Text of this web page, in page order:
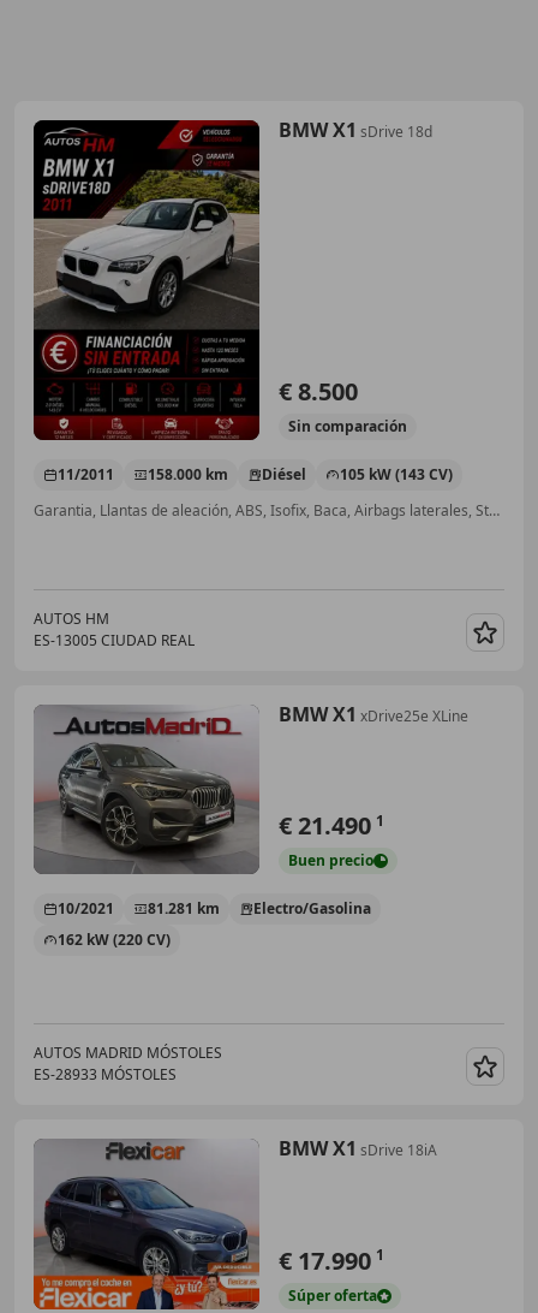
BMW X1 sDrive 18d
€ 8.500
Sin comparación
11/2011 158.000 km Diésel
105 kW (143 CV)
Garantia, Llantas de aleación, ABS, Isofix, Baca, Airbags laterales, Start/Stop automático, Faros antiniebla
AUTOS HM
ES-13005 CIUDAD REAL
BMW X1 xDrive25e XLine
€ 21.490 1
Buen precio
10/2021 81.281 km
Electro/Gasolina
162 kW (220 CV)
AUTOS MADRID MÓSTOLES
ES-28933 MÓSTOLES
BMW X1 sDrive 18iA
€ 17.990 1
Súperoferta